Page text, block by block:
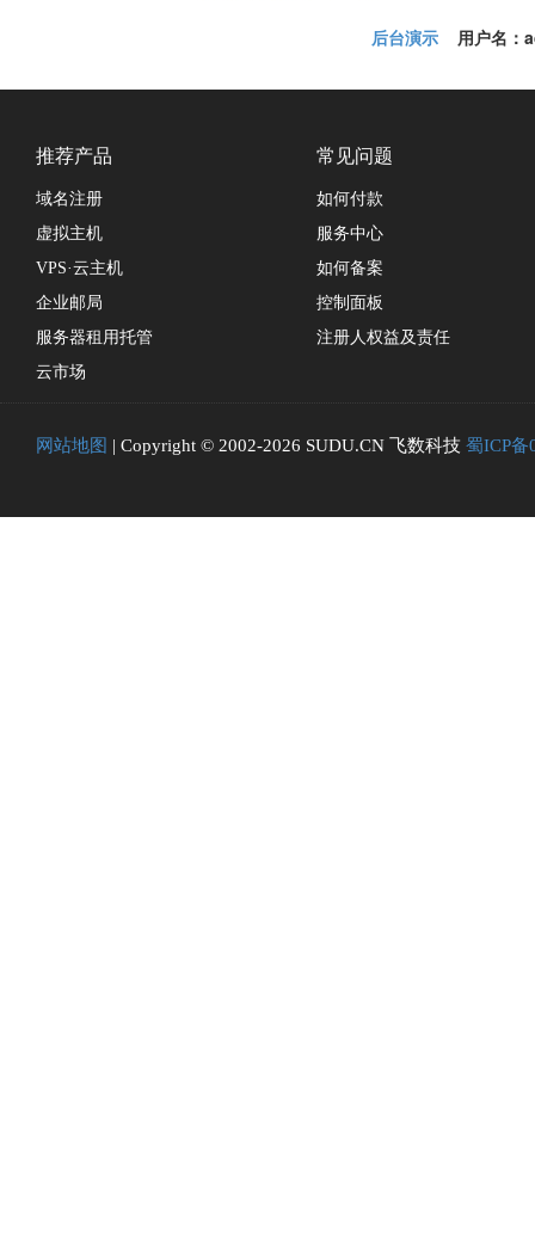
后台演示 用户名：
推荐产品
域名注册
虚拟主机
VPS·云主机
企业邮局
服务器租用托管
云市场
常见问题
如何付款
服务中心
如何备案
控制面板
注册人权益及责任
网站地图 | Copyright © 2002-2026 SUDU.CN 飞数科技 蜀ICP备